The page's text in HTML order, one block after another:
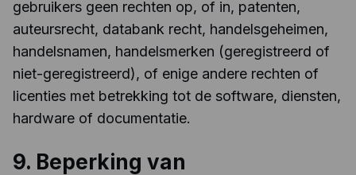
gebruikers geen rechten op, of in, patenten,
auteursrecht, databank recht, handelsgeheimen,
handelsnamen, handelsmerken (geregistreerd of
niet-geregistreerd), of enige andere rechten of
licenties met betrekking tot de software, diensten,
hardware of documentatie.
9. Beperking van